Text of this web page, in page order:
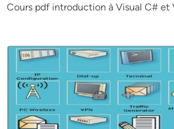
d
Cours pdf introduction à Visual C# et